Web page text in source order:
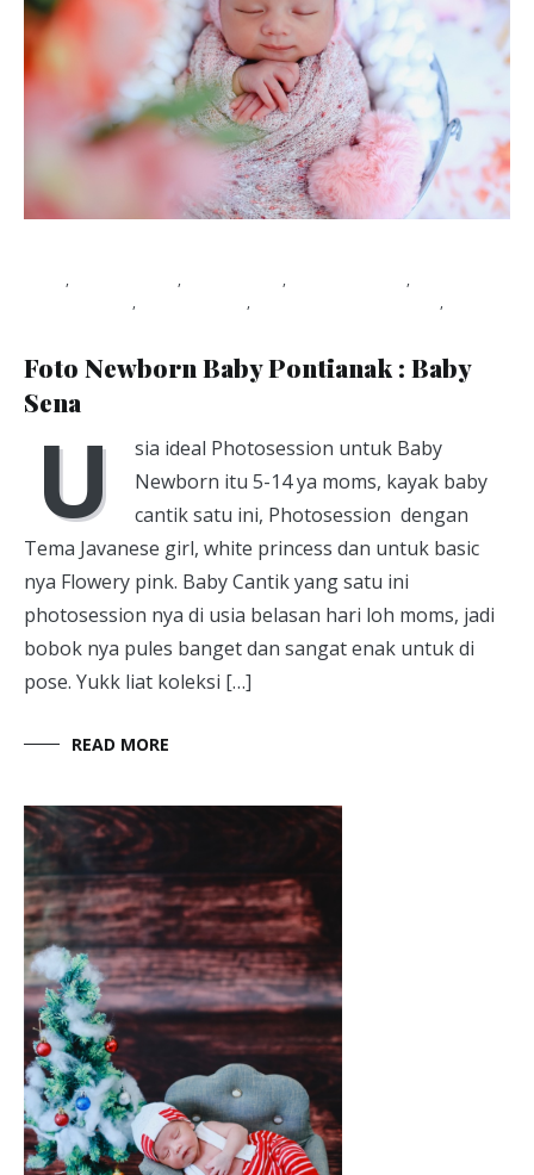
, , ,
,
, ,
,
Foto Newborn Baby Pontianak : Baby
Sena
U
sia ideal Photosession untuk Baby
Newborn itu 5-14 ya moms, kayak baby
cantik satu ini, Photosession dengan
Tema Javanese girl, white princess dan untuk basic
nya Flowery pink. Baby Cantik yang satu ini
photosession nya di usia belasan hari loh moms, jadi
bobok nya pules banget dan sangat enak untuk di
pose. Yukk liat koleksi […]
READ MORE